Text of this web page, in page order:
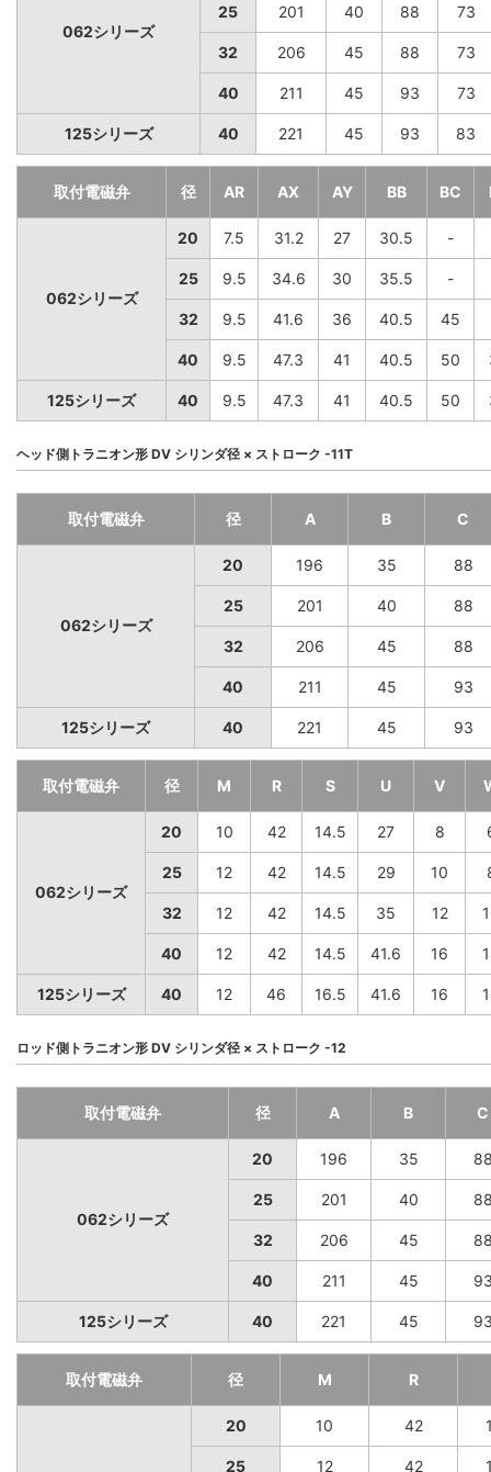
062シリーズ
25 201 40 88 73
32 206 45 88 73
40 211 45 93 73
125シリーズ 40 221 45 93 83
取付電磁弁 径 AR AX AY BB BC
062シリーズ
20 7.5 31.2 27 30.5 -
25 9.5 34.6 30 35.5 -
32 9.5 41.6 36 40.5 45
40 9.5 47.3 41 40.5 50
125シリーズ 40 9.5 47.3 41 40.5 50
ヘッド側トラニオン形 DV シリンダ径 × ストローク -11T
取付電磁弁 径 A B C
062シリーズ
20 196 35 88
25 201 40 88
32 206 45 88
40 211 45 93
125シリーズ 40 221 45 93
取付電磁弁 径 M R S U V
062シリーズ
20 10 42 14.5 27 8
25 12 42 14.5 29 10
32 12 42 14.5 35 12
40 12 42 14.5 41.6 16
125シリーズ 40 12 46 16.5 41.6 16
ロッド側トラニオン形 DV シリンダ径 × ストローク -12
取付電磁弁 径 A B C
062シリーズ
20 196 35
25 201 40
32 206 45
40 211 45
125シリーズ 40 221 45
取付電磁弁 径 M R
20 10 42
25 12 42